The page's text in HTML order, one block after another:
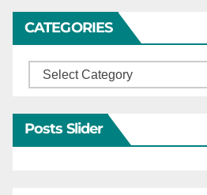
CATEGORIES
Categories
Posts Slider